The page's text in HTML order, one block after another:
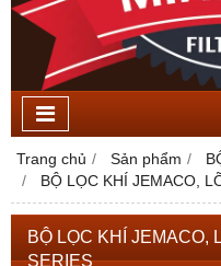
Trang chủ Sản phẩm
BỘ LỌC KHÍ JEMACO,
BỘ LỌC KHÍ JEMACO,
SERIES